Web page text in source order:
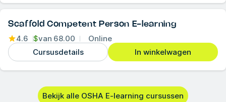
Scaffold Competent Person E-learning
4.6 $van 68.00
Online
Cursusdetails
In winkelwagen
Bekijk alle OSHA E-learning cursussen